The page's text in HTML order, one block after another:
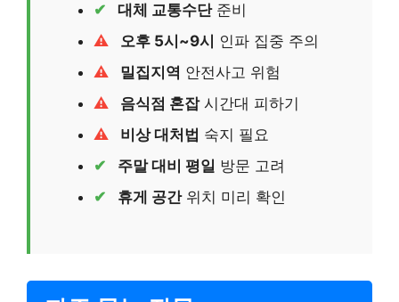
대체 교통수단준비
오후 5시~9시
인파 집중 주의
밀집지역 안전사고 위험
음식점 혼잡시간대 피하기
비상 대처법 숙지 필요
주말 대비 평일 방문 고려
휴게 공간위치 미리 확인